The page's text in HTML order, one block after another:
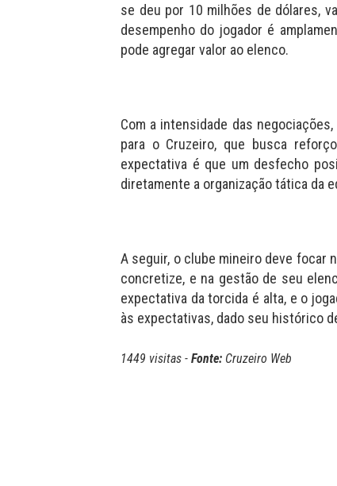
se deu por 10 milhões de dólares,
desempenho do jogador é
pode agregar valor ao elenco.
Com a intensidade das
para o Cruzeiro, que busca
expectativa é que um desfecho
diretamente a organização tática da
A seguir, o clube mineiro deve focar
concretize, e na gestão de seu
expectativa da torcida é alta, e o
às expectativas, dado seu histórico
1449 visitas - Fonte: Cruzeiro Web